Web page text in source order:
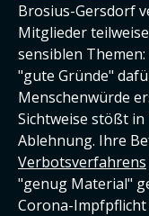
Brosius-Gersdorf
Mitglieder
sensiblen
"gute Gründe"
Menschenwürde
Sichtweise stößt
Ablehnung. Ihre
Verbotsverfahrens
"genug Material"
Corona-